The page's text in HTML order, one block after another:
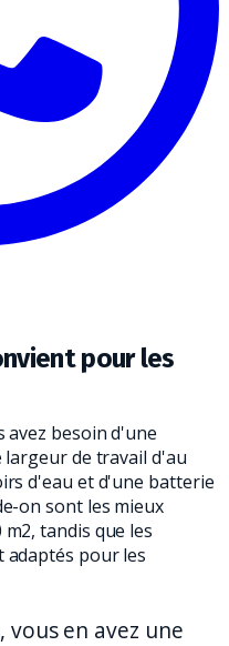
PRATIQUES POUR
pour les
avez besoin d'une
de travail d'au
d'eau et d'une batterie
on sont les mieux
tandis que les
adaptés pour les
vous en avez une